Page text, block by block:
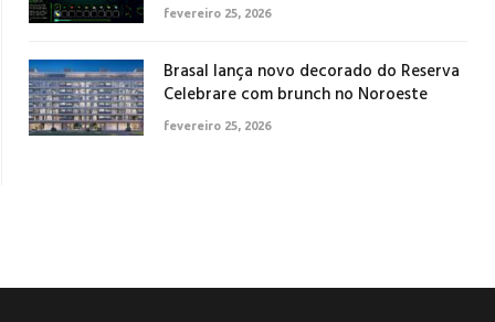
fevereiro 25, 2026
Brasal lança novo decorado do Reserva
Celebrare com brunch no Noroeste
fevereiro 25, 2026